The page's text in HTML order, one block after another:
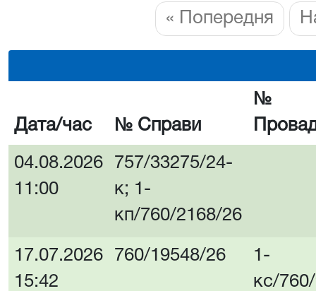
« Попередня
Дата/час № Справи
№
04.08.2026
11:00
757/33275/24-
к; 1-
кп/760/2168/26
17.07.2026
15:42
760/19548/26
1-
кс/